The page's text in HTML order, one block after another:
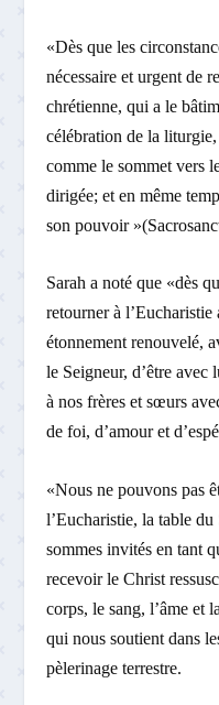
«Dès que les
nécessaire et urgent de
chrétienne, qui a le
célébration de la
comme le sommet vers
dirigée; et en même
son pouvoir
Sarah a noté que «dès
retourner à
étonnement renouvelé,
le Seigneur, d’être avec
à nos frères et sœurs
de foi, d’amour et
«Nous ne pouvons pas
l’Eucharistie, la table
sommes invités en tant
recevoir le Christ
corps, le sang, l’âme et
qui nous soutient dans
pèlerinage terrestre.